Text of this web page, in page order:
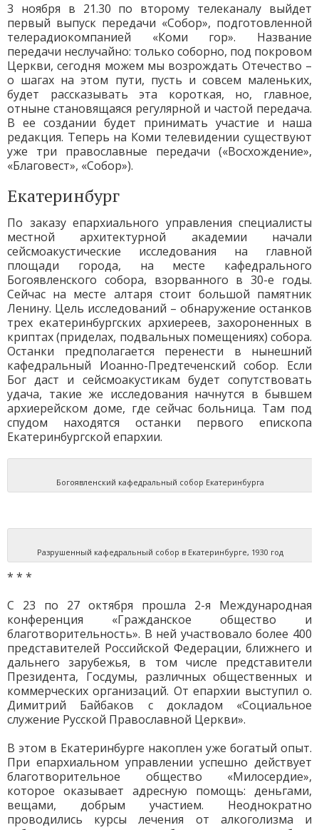
3 ноября в 21.30 по второму телеканалу выйдет
первый выпуск передачи «Собор», подготовленной
телерадиокомпанией «Коми гор». Название
передачи неслучайно: только соборно, под покровом
Церкви, сегодня можем мы возрождать Отечество –
о шагах на этом пути, пусть и совсем маленьких,
будет рассказывать эта короткая, но, главное,
отныне становящаяся регулярной и частой передача.
В ее создании будет принимать участие и наша
редакция. Теперь на Коми телевидении существуют
уже три православные передачи («Восхождение»,
«Благовест», «Собор»).
Екатеринбург
По заказу епархиального управления специалисты
местной архитектурной академии начали
сейсмоакустические исследования на главной
площади города, на месте кафедрального
Богоявленского собора, взорванного в 30-е годы.
Сейчас на месте алтаря стоит большой памятник
Ленину. Цель исследований – обнаружение останков
трех екатеринбургских архиереев, захороненных в
криптах (приделах, подвальных помещениях) собора.
Останки предполагается перенести в нынешний
кафедральный Иоанно-Предтеченский собор. Если
Бог даст и сейсмоакустикам будет сопутствовать
удача, такие же исследования начнутся в бывшем
архиерейском доме, где сейчас больница. Там под
спудом находятся останки первого епископа
Екатеринбургской епархии.
Богоявленский кафедральный собор Екатеринбурга
Разрушенный кафедральный собор в Екатеринбурге, 1930 год
* * *
С 23 по 27 октября прошла 2-я Международная
конференция «Гражданское общество и
благотворительность». В ней участвовало более 400
представителей Российской Федерации, ближнего и
дальнего зарубежья, в том числе представители
Президента, Госдумы, различных общественных и
коммерческих организаций. От епархии выступил о.
Димитрий Байбаков с докладом «Социальное
служение Русской Православной Церкви».
В этом в Екатеринбурге накоплен уже богатый опыт.
При епархиальном управлении успешно действует
благотворительное общество «Милосердие»,
которое оказывает адресную помощь: деньгами,
вещами, добрым участием. Неоднократно
проводились курсы лечения от алкоголизма и